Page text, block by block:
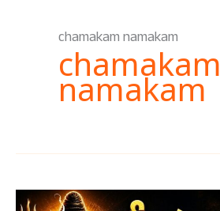
chamakam namakam
chamakam
namakam